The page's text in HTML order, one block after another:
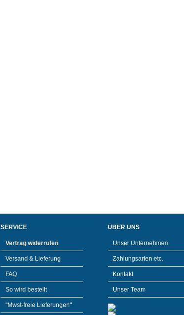
SERVICE
Vertrag widerrufen
Versand & Lieferung
FAQ
So wird bestellt
"Mwst-freie Lieferungen"
ÜBER UNS
Unser Unternehmen
Zahlungsarten etc.
Kontakt
Unser Team